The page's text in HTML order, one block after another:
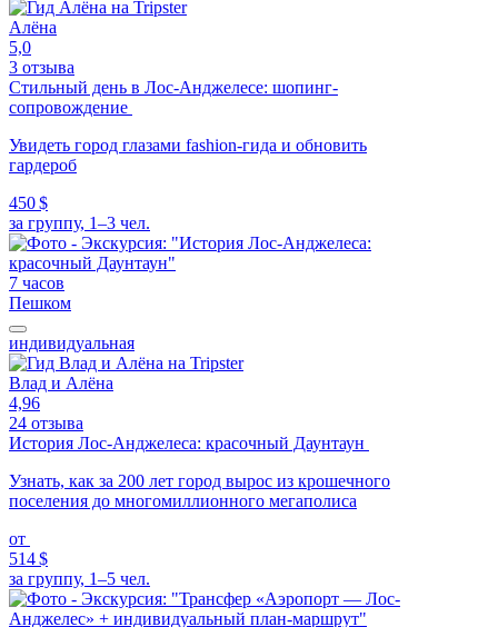
Алёна
5,0
3 отзыва
Стильный день в Лос-Анджелесе: шопинг-
сопровождение
Увидеть город глазами fashion-гида и обновить
гардероб
450 $
за группу, 1–3 чел.
7 часов
Пешком
индивидуальная
Влад и Алёна
4,96
24 отзыва
История Лос-Анджелеса: красочный Даунтаун
Узнать, как за 200 лет город вырос из крошечного
поселения до многомиллионного мегаполиса
от
514 $
за группу, 1–5 чел.